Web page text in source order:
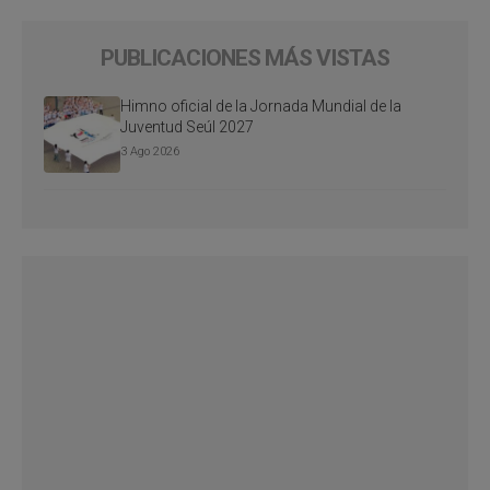
PUBLICACIONES MÁS VISTAS
Himno oficial de la Jornada Mundial de la
Juventud Seúl 2027
3 Ago 2026